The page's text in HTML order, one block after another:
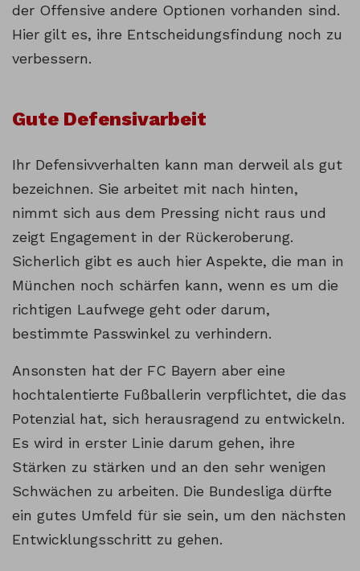
der Offensive andere Optionen vorhanden sind.
Hier gilt es, ihre Entscheidungsfindung noch zu
verbessern.
Gute Defensivarbeit
Ihr Defensivverhalten kann man derweil als gut
bezeichnen. Sie arbeitet mit nach hinten,
nimmt sich aus dem Pressing nicht raus und
zeigt Engagement in der Rückeroberung.
Sicherlich gibt es auch hier Aspekte, die man in
München noch schärfen kann, wenn es um die
richtigen Laufwege geht oder darum,
bestimmte Passwinkel zu verhindern.
Ansonsten hat der FC Bayern aber eine
hochtalentierte Fußballerin verpflichtet, die das
Potenzial hat, sich herausragend zu entwickeln.
Es wird in erster Linie darum gehen, ihre
Stärken zu stärken und an den sehr wenigen
Schwächen zu arbeiten. Die Bundesliga dürfte
ein gutes Umfeld für sie sein, um den nächsten
Entwicklungsschritt zu gehen.